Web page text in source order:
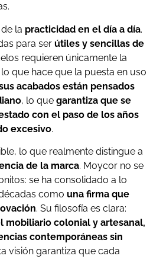
la practicidad en el día a día.
para ser útiles y sencillas de
requieren únicamente la
que hace que la puesta en uso
acabados están pensados
, lo que garantiza que se
con el paso de los años
excesivo.
lo que realmente distingue a
de la marca. Moycor no se
se ha consolidado a lo
como una firma que
. Su filosofía es clara:
mobiliario colonial y artesanal,
contemporáneas sin
visión garantiza que cada